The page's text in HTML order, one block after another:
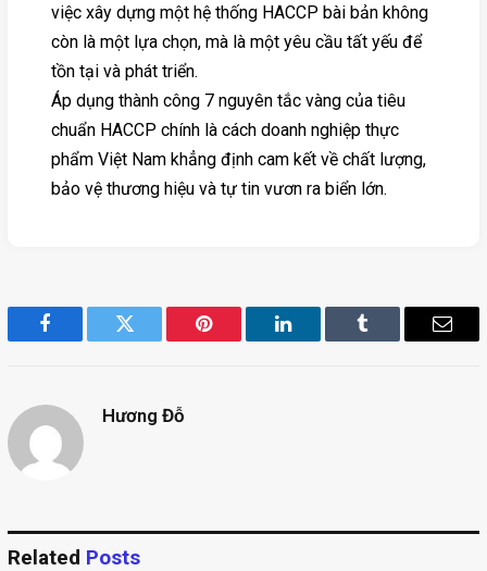
việc xây dựng một hệ thống HACCP bài bản không
còn là một lựa chọn, mà là một yêu cầu tất yếu để
tồn tại và phát triển.
Áp dụng thành công 7 nguyên tắc vàng của tiêu
chuẩn HACCP chính là cách doanh nghiệp thực
phẩm Việt Nam khẳng định cam kết về chất lượng,
bảo vệ thương hiệu và tự tin vươn ra biển lớn.
FacebookTwitter Pinterest LinkedIn Tumblr Email
Hương Đỗ
Related Posts